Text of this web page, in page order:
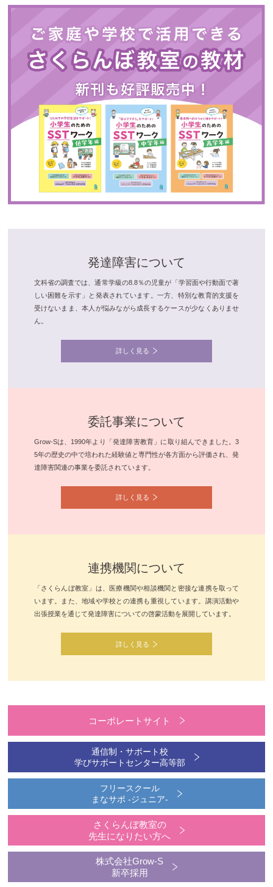
発達障害について
文科省の調査では、通常学級の8.8％の児童が「学習面や行動面で著
しい困難を示す」と発表されています。一方、特別な教育的支援を
受けないまま、本人が悩みながら成長するケースが少なくありませ
ん。
詳しく見る
委託事業について
Grow-Sは、1990年より「発達障害教育」に取り組んできました。3
5年の歴史の中で培われた経験値と専門性が各方面から評価され、発
達障害関連の事業を委託されています。
詳しく見る
連携機関について
「さくらんぼ教室」は、医療機関や相談機関と密接な連携を取って
います。また、地域や学校との連携も重視しています。講演活動や
出張授業を通じて発達障害についての啓蒙活動を展開しています。
詳しく見る
コーポレートサイト
通信制・サポート校
学びサポートセンター高等部
フリースクール
まなサポ -ジュニア-
さくらんぼ教室の
先生になりたい方へ
株式会社Grow-S
新卒採用